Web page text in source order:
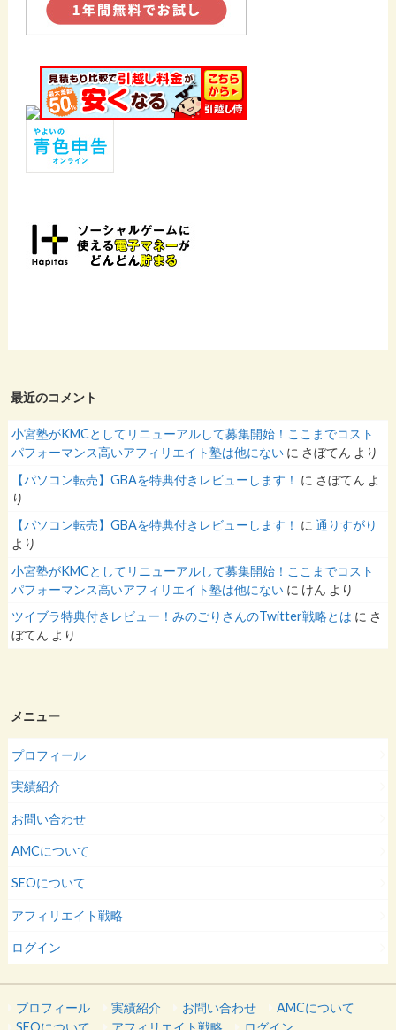
最近のコメント
小宮塾がKMCとしてリニューアルして募集開始！ここまでコスト
パフォーマンス高いアフィリエイト塾は他にない に さぼてん より
【パソコン転売】GBAを特典付きレビューします！ に さぼてん よ
り
【パソコン転売】GBAを特典付きレビューします！ に通りすがり
より
小宮塾がKMCとしてリニューアルして募集開始！ここまでコスト
パフォーマンス高いアフィリエイト塾は他にない に けん より
ツイブラ特典付きレビュー！みのごりさんのTwitter戦略とは に さ
ぼてん より
メニュー
プロフィール
実績紹介
お問い合わせ
AMCについて
SEOについて
アフィリエイト戦略
ログイン
プロフィール 実績紹介 お問い合わせ
AMCについて
SEOについて
アフィリエイト戦略 ログイン